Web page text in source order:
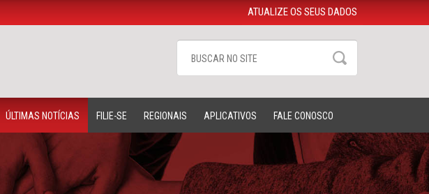
ATUALIZE OS SEUS DADOS
ÚLTIMAS NOTÍCIAS FILIE-SE REGIONAIS APLICATIVOS FALE CONOSCO